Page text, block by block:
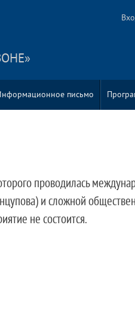
письмо
проводилась
и сложной
не состоится.